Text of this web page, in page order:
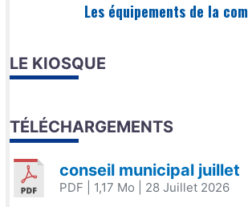
Les équipements de la
LE KIOSQUE
TÉLÉCHARGEMENTS
conseil municipal juillet
PDF | 1,17 Mo | 28 Juillet 2026